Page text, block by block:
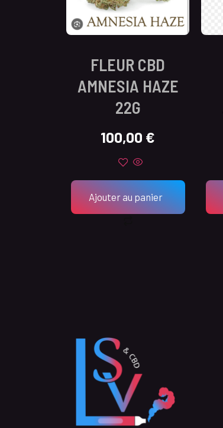
FLEUR CBD
AMNESIA HAZE
22G
100,00 €
Ajouter au panier